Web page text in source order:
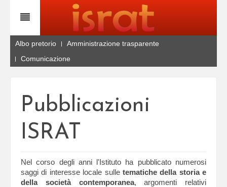
Albo pretorio
Amministrazione trasparente
Comunicazione
Pubblicazioni
ISRAT
Nel corso degli anni l'Istituto ha pubblicato numerosi
saggi di interesse locale sulle tematiche della storia e
della società contemporanea, argomenti relativi